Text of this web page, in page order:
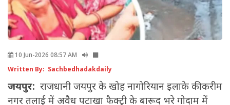
10 Jun-2026 08:57 AM
Written By: Sachbedhadakdaily
जयपुर: राजधानी जयपुर के खोह नागोरियान इलाके की करीम
नगर तलाई में अवैध पटाखा फैक्ट्री के बारूद भरे गोदाम में